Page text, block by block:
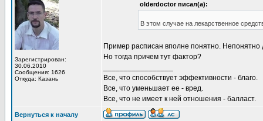
Зарегистрирован:
30.06.2010
Сообщения: 1626
Откуда: Казань
olderdoctor писал(а):
В этом случае на лекарственное
Пример расписан вполне понятно.
Но тогда причем тут фактор?
Все, что способствует эффективности - благо.
Все, что уменьшает ее - вред.
Все, что не имеет к ней отношения - балласт.
Вернуться к началу